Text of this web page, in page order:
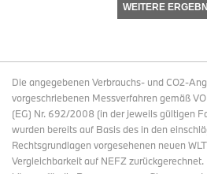
WEITERE
Die angegebenen Verbrauchs- und CO2-
vorgeschriebenen Messverfahren gemäß
(EG) Nr. 692/2008 (in der jeweils gültigen
wurden bereits auf Basis des in den
Rechtsgrundlagen vorgesehenen neuen
Vergleichbarkeit auf NEFZ